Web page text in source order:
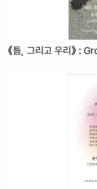
《틈, 그리고 우리》 :